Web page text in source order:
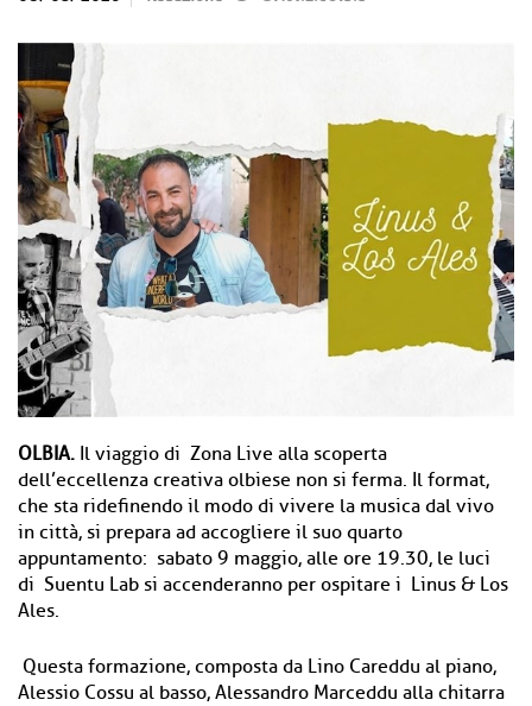
OLBIA. Il viaggio di Zona Live alla scoperta
dell’eccellenza creativa olbiese non si ferma. Il format,
che sta ridefinendo il modo di vivere la musica dal vivo
in città, si prepara ad accogliere il suo quarto
appuntamento: sabato 9 maggio, alle ore 19.30, le luci
di Suentu Lab si accenderanno per ospitare i Linus & Los
Ales.
Questa formazione, composta da Lino Careddu al piano,
Alessio Cossu al basso, Alessandro Marceddu alla chitarra